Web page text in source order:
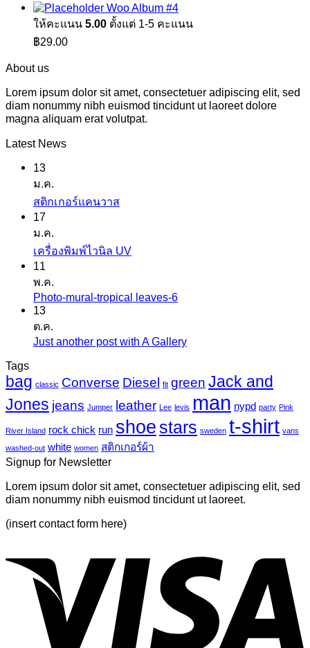
Woo Album #4
ให้คะแนน 5.00 ตั้งแต่ 1-5 คะแนน
฿29.00
About us
Lorem ipsum dolor sit amet, consectetuer adipiscing elit, sed
diam nonummy nibh euismod tincidunt ut laoreet dolore
magna aliquam erat volutpat.
Latest News
13
ม.ค.
สติกเกอร์แคนวาสไม่มี
บน
นวาส
17
ม.ค.
เครื่องพิมพ์ไวนิล UVไม่มี
บน
ไว
11
พ.ค.
Photo-mural-tropical leaves-6ไม่มี
mural-
tropical
leaves-
13
ต.ค.
Just another post with A Galleryไม่มี
เห็น
บน
Just
another
post
Tags
bag classic Converse Diesel fit green Jack and
Jones jeans Jumper leather Lee levis man nypd party Pink
River Island rock chick run shoe stars sweden t-shirt vans
washed-out white women สติกเกอร์ผ้า
Signup for Newsletter
Lorem ipsum dolor sit amet, consectetuer adipiscing elit, sed
diam nonummy nibh euismod tincidunt ut laoreet.
(insert contact form here)